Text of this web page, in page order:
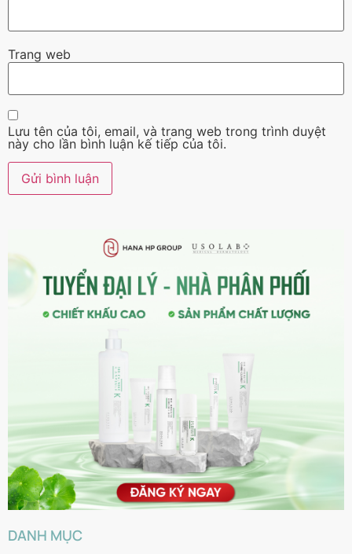
Trang web
Lưu tên của tôi, email, và trang web trong trình duyệt
này cho lần bình luận kế tiếp của tôi.
DANH MỤC